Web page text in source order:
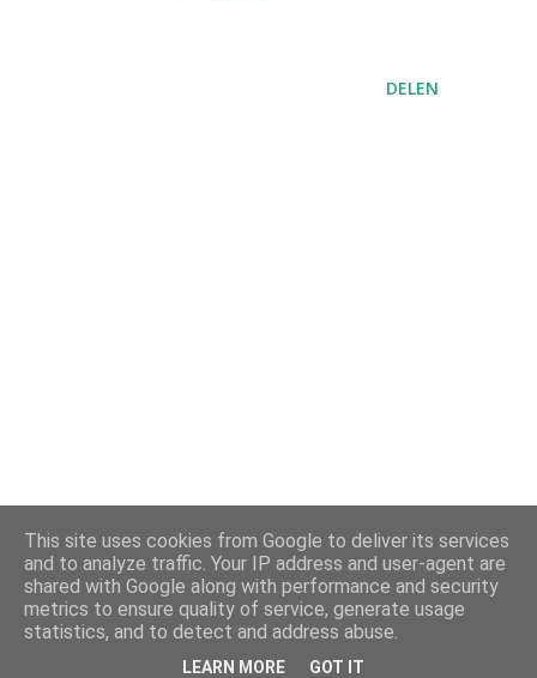
DELEN
This site uses cookies from Google to deliver its services
and to analyze traffic. Your IP address and user-agent are
shared with Google along with performance and security
metrics to ensure quality of service, generate usage
statistics, and to detect and address abuse.
LEARN MORE GOT IT